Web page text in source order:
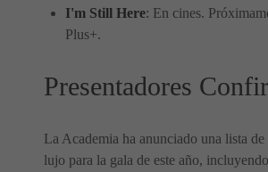
I'm Still Here: En cines.
Plus+.
Presentadores
La Academia ha anunciado una lista de
lujo para la gala de este año,